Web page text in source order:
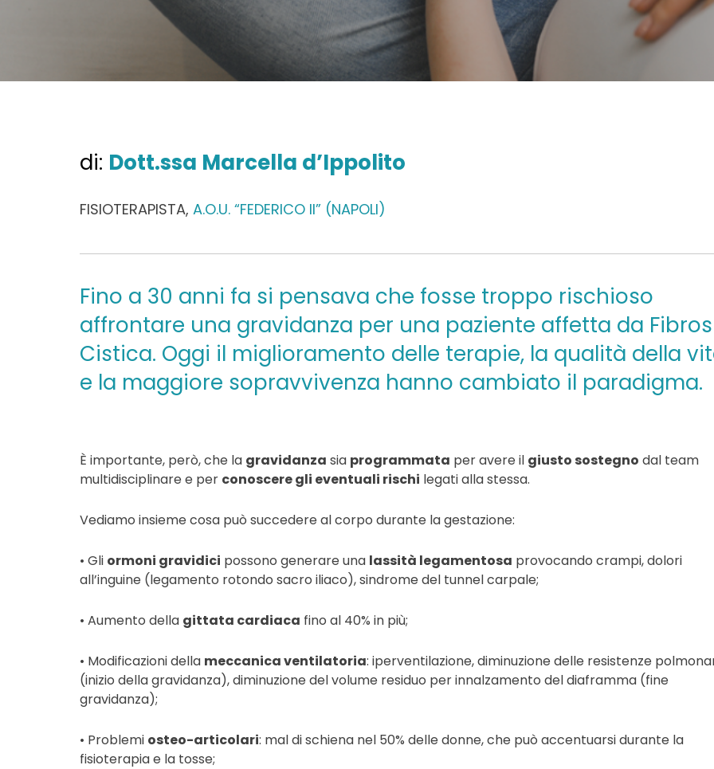
di: Dott.ssa Marcella d’Ippolito
FISIOTERAPISTA, A.O.U. “FEDERICO II” (NAPOLI)
Fino a 30 anni fa si pensava che fosse troppo rischioso
affrontare una gravidanza per una paziente affetta da
Cistica. Oggi il miglioramento delle terapie, la qualità della
e la maggiore sopravvivenza hanno cambiato il paradigma.
È importante, però, che la gravidanza sia programmata per avere il giusto sostegno dal team
multidisciplinare e per conoscere gli eventuali rischi legati alla stessa.
Vediamo insieme cosa può succedere al corpo durante la gestazione:
• Gli ormoni gravidici possono generare una lassità legamentosa provocando crampi, dolori
all’inguine (legamento rotondo sacro iliaco), sindrome del tunnel carpale;
• Aumento della gittata cardiaca fino al 40% in più;
• Modificazioni della meccanica ventilatoria: iperventilazione, diminuzione delle resistenze
(inizio della gravidanza), diminuzione del volume residuo per innalzamento del diaframma (fine
gravidanza);
• Problemi osteo-articolari: mal di schiena nel 50% delle donne, che può accentuarsi durante la
fisioterapia e la tosse;